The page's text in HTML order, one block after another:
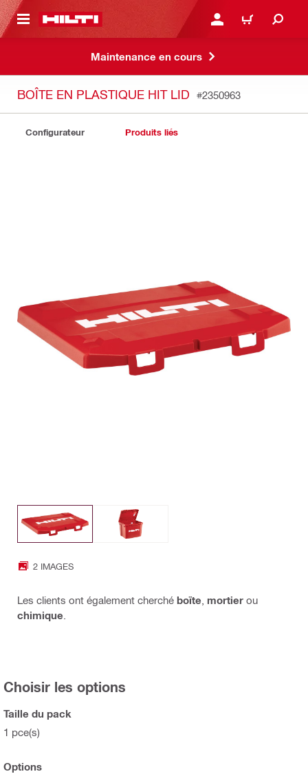
CONTENT CONNEXION OU
PANIER
Maintenance en cours
BOÎTE EN PLASTIQUE HIT LID #2350963
Configurateur Produits liés
2 IMAGES
Les clients ont également cherché boïte mortier ou
chimique
Choisir les options
Taille du pack
1 pce(s)
Options